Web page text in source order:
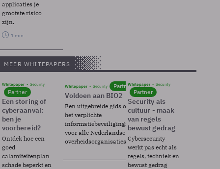
applicaties je
grootste risico
zijn.
1 min
MEER WHITEPAPERS
Whitepaper Security
Partner
Een storing of
cyberaanval:
ben je
voorbereid?
Ontdek hoe een
goed
calamiteitenplan
schade beperkt en
Whitepaper Security Partner
Voldoen aan BIO2
Een uitgebreide gids over BIO2,
het verplichte
informatiebeveiligingsframework
voor alle Nederlandse
overheidsorganisaties.
Whitepaper Security
Partner
Security als
cultuur - maak
van regels
bewust gedrag
Cybersecurity
werkt pas echt als
regels, techniek en
bewust gedrag